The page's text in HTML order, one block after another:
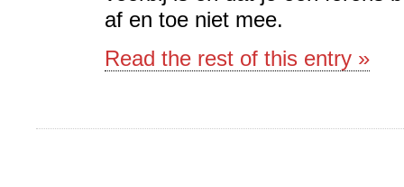
af en toe niet mee.
Read the rest of this entry »